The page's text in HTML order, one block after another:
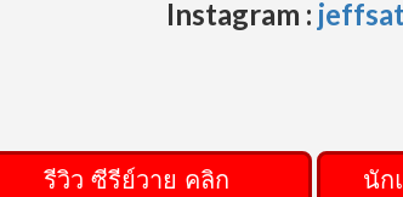
Instagram :
รีวิว ซีรีย์วาย คลิก นัก